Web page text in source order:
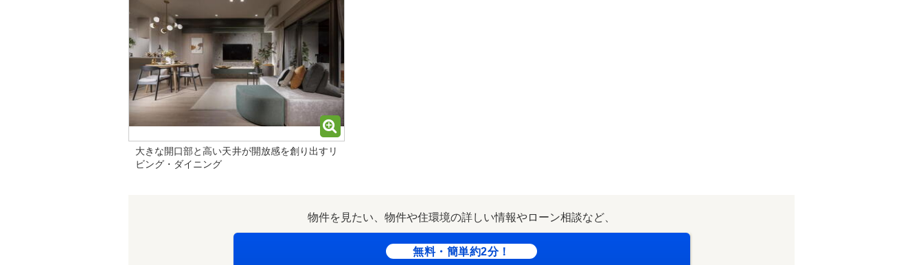
大きな開口部と高い天井が開放感を創り出すリ
ビング・ダイニング
物件を見たい、物件や住環境の詳しい情報やローン相談など、
無料・簡単約2分！